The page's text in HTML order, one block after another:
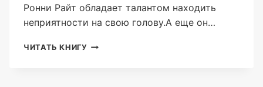
Ронни Райт обладает талантом находить
неприятности на свою голову.А еще он…
ЧИТАТЬ КНИГУ НЕПТИДА: